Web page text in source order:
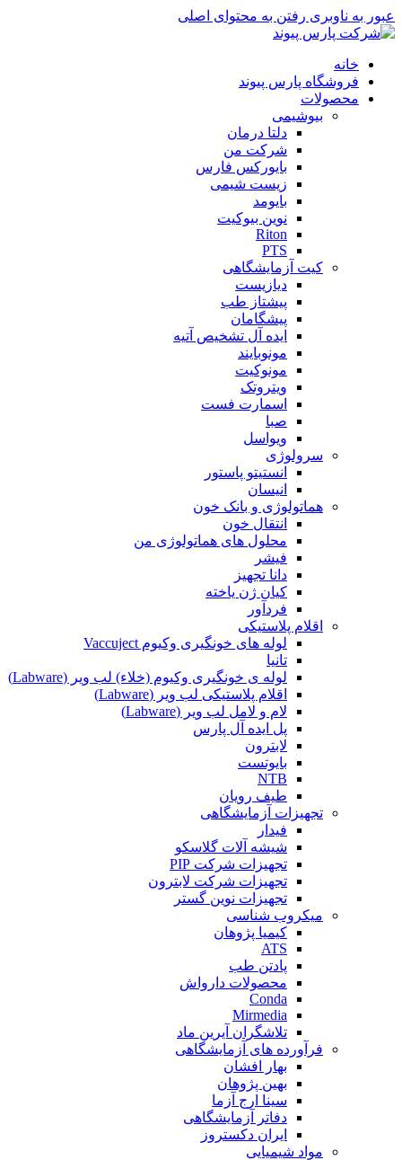
عبور به ناوبری رفتن به محتوای اصلی
خانه
فروشگاه پارس پیوند
محصولات
بیوشیمی
دلتا درمان
شرکت من
بایورکس فارس
زیست شیمی
بایومد
نوین بیوکیت
Riton
PTS
کیت آزمایشگاهی
دیازیست
پیشتاز طب
پیشگامان
ایده آل تشخیص آتیه
مونوبایند
مونوکیت
ویتروتک
اسمارت فست
صبا
ویواسل
سرولوژی
انستیتو پاستور
انیسان
هماتولوژی و بانک خون
انتقال خون
محلول های هماتولوژی من
فیشر
دانا تجهیز
کیان ژن یاخته
فردآور
اقلام پلاستیکی
لوله های خونگیری وکیوم Vaccuject
تانیا
لوله ی خونگیری وکیوم (خلاء) لب ویر (Labware)
اقلام پلاستیکی لب ویر (Labware)
لام و لامل لب ویر (Labware)
پل ایده آل پارس
لابترون
بایوتست
NTB
طیف رویان
تجهیزات آزمایشگاهی
فیدار
شیشه آلات گلاسکو
تجهیزات شرکت PIP
تجهیزات شرکت لابترون
تجهیزات نوین گستر
میکروب شناسی
کیمیا پژوهان
ATS
پادتن طب
محصولات دارواش
Conda
Mirmedia
تلاشگران آیرین ماد
فرآورده های آزمایشگاهی
بهار افشان
بهین پژوهان
سینا ارج آزما
دفاتر آزمایشگاهی
ایران دکستروز
مواد شیمیایی